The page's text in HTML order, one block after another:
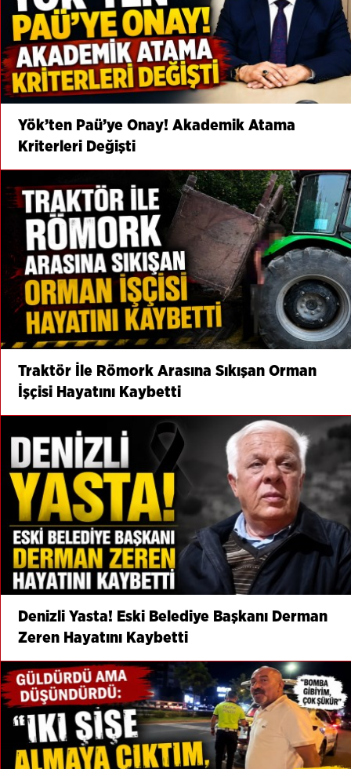
Yök’ten Paü’ye Onay! Akademik Atama
Kriterleri Değişti
Traktör İle Römork Arasına Sıkışan Orman
İşçisi Hayatını Kaybetti
Denizli Yasta! Eski Belediye Başkanı Derman
Zeren Hayatını Kaybetti